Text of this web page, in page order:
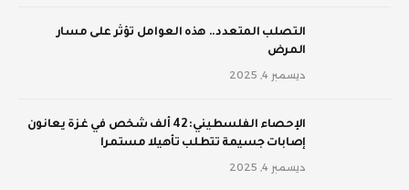
‫التصلب المتعدد.. هذه العوامل تؤثر على مسار
المرض
ديسمبر 4, 2025
الإحصاء الفلسطيني: 42 ألف شخص في غزة يعانون
إصابات جسيمة تتطلب تأهيلا مستمرا
ديسمبر 4, 2025